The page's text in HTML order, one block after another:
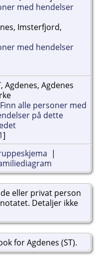
Imsterfjord,
Agdenes, Agdenes
]
|
eller privat person
Detaljer ikke
for Agdenes (ST).